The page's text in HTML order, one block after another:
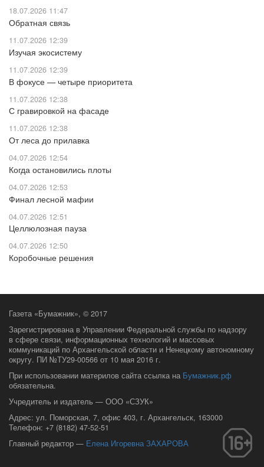
18.07.2026 11:47
Обратная связь
11.07.2026 12:39
Изучая экосистему
11.07.2026 12:39
В фокусе — четыре приоритета
11.07.2026 12:38
С гравировкой на фасаде
11.07.2026 12:38
От леса до прилавка
04.07.2026 12:54
Когда остановились плоты
04.07.2026 12:53
Финал лесной мафии
04.07.2026 12:51
Целлюлозная пауза
04.07.2026 12:50
Коробочные решения
Газета «Бумажник», © 2017
Зарегистрирована в Управлении Федеральной службы по надзору
в сфере связи, информационных технологий и массовых
коммуникаций по Архангельской области и Ненецкому автономному
округу. ПИ №ТУ29-00566 от 10 мая 2016 г.
При использовании материлов сайта ссылка на Бумажник.рф
обязательна.
Учредитель и издатель — ООО «СЗУК»
Адрес: ул. Поморская, 7, офис 403, г. Архангельск, 163000
Телефон: +7 (8182) 47-52-51
Главный редактор — Елена Игоревна ЗАХАРОВА